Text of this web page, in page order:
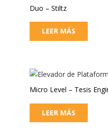
Duo – Stiltz
LEER MÁS
Micro Level – Tesis
LEER MÁS